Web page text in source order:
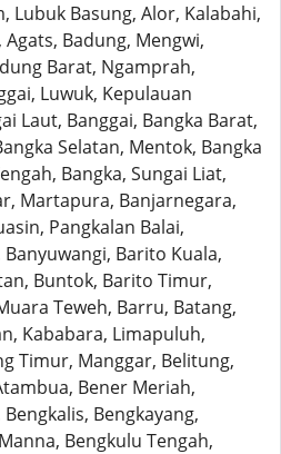
Lubuk Basung, Alor, Kalabahi,
Badung, Mengwi,
Barat, Ngamprah,
Luwuk, Kepulauan
Laut, Banggai, Bangka Barat,
Selatan, Mentok, Bangka
Bangka, Sungai Liat,
Martapura, Banjarnegara,
Pangkalan Balai,
Barito Kuala,
Buntok, Barito Timur,
Teweh, Barru, Batang,
Kababara, Limapuluh,
Timur, Manggar, Belitung,
Bener Meriah,
Bengkayang,
Bengkulu Tengah,